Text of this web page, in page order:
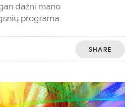
dažni mano
programa.
SHARE